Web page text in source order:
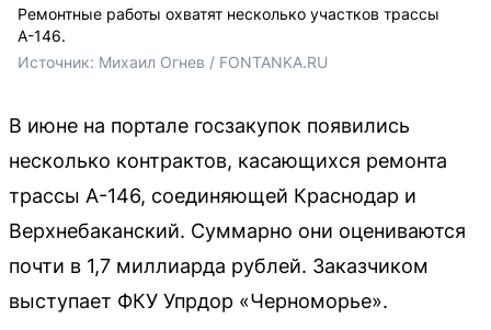
Ремонтные работы охватят несколько участков трассы
А-146.
Источник: Михаил Огнев / FONTANKA.RU
В июне на портале госзакупок появились
несколько контрактов, касающихся ремонта
трассы А-146, соединяющей Краснодар и
Верхнебаканский. Суммарно они оцениваются
почти в 1,7 миллиарда рублей. Заказчиком
выступает ФКУ Упрдор «Черноморье».